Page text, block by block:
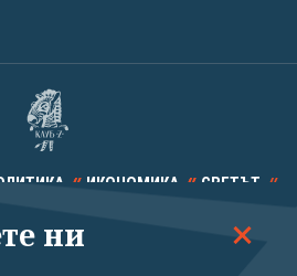
ИКОНОМИКА СВЕТЪТ
ТЕХНОЛОГИИ КАЛЕЙДОСКОП
ни